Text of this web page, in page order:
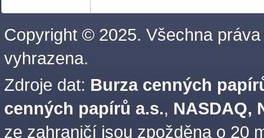
Copyright © 2025. Všechna práva
vyhrazena.
Zdroje dat: Burza cenných
cenných papírů a.s., NASDAQ,
ze zahraničí jsou zpožděna o 20